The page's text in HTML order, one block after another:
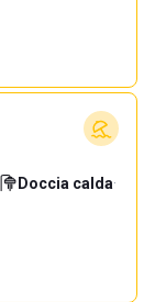
Doccia calda·